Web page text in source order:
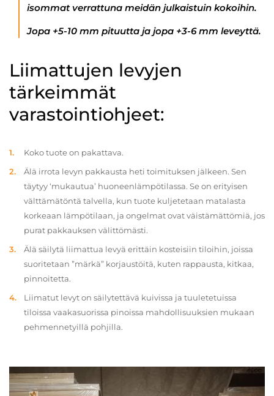
isommat verrattuna meidän julkaistuin kokoihin.
Jopa +5-10 mm pituutta ja jopa +3-6 mm leveyttä.
Liimattujen levyjen
tärkeimmät
varastointiohjeet:
Koko tuote on pakattava.
Älä irrota levyn pakkausta heti toimituksen jälkeen. Sen
täytyy ‘mukautua’ huoneenlämpötilassa. Se on erityisen
välttämätöntä talvella, kun tuote kuljetetaan matalasta
korkeaan lämpötilaan, ja ongelmat ovat väistämättömiä, jos
purat pakkauksen välittömästi.
Älä säilytä liimattua levyä erittäin kosteisiin tiloihin, joissa
suoritetaan ”märkä” korjaustöitä, kuten rappausta, kitkaa,
pinnoitetta.
Liimatut levyt on säilytettävä kuivissa ja tuuletetuissa
tiloissa vaakasuorissa pinoissa mahdollisuuksien mukaan
pehmennetyillä pohjilla.